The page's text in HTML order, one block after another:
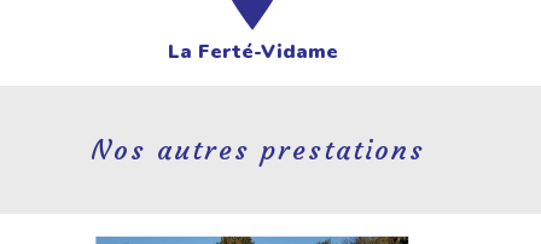
La Ferté-Vidame
Nos autres prestations